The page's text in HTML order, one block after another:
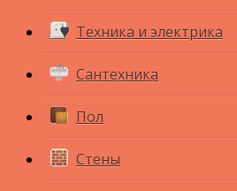
Техника и электрика
Сантехника
Пол
Стены